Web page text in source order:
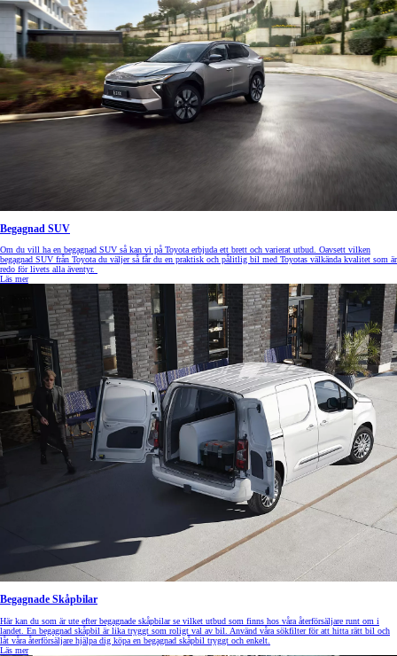
Begagnad SUV
Om du vill ha en begagnad SUV så kan vi på Toyota erbjuda ett brett och varierat utbud. Oavsett vilken
begagnad SUV från Toyota du väljer så får du en praktisk och pålitlig bil med Toyotas välkända kvalitet som är
redo för livets alla äventyr.
Läs mer
Begagnade Skåpbilar
Här kan du som är ute efter begagnade skåpbilar se vilket utbud som finns hos våra återförsäljare runt om i
landet. En begagnad skåpbil är lika tryggt som roligt val av bil. Använd våra sökfilter för att hitta rätt bil och
låt våra återförsäljare hjälpa dig köpa en begagnad skåpbil tryggt och enkelt.
Läs mer